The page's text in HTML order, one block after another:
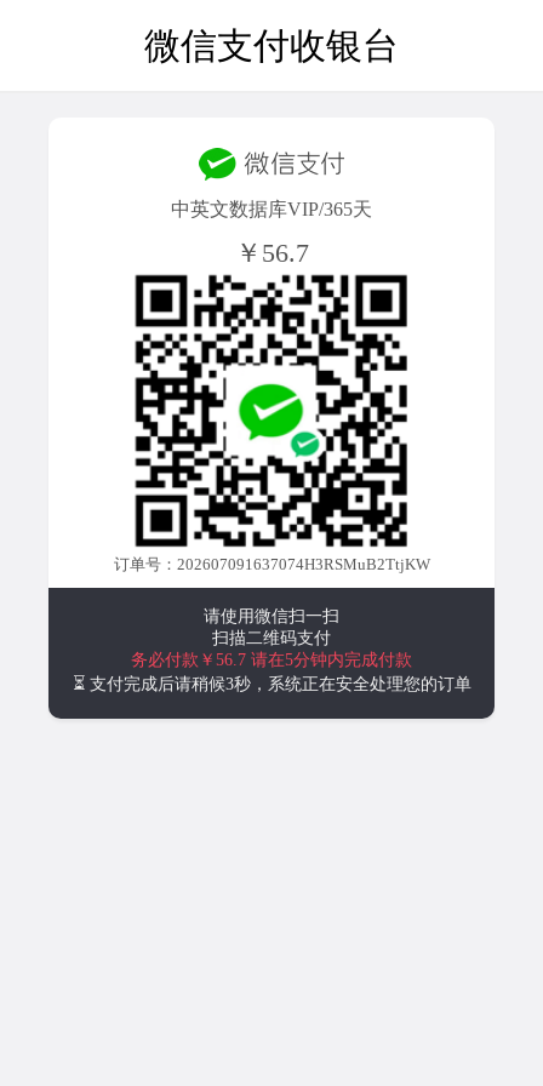
微信支付收银台
中英文数据库VIP/365天
￥56.7
订单号：202607091637074H3RSMuB2TtjKW
请使用微信扫一扫
扫描二维码支付
务必付款￥56.7 请在5分钟内完成付款
⏳ 支付完成后请稍候3秒，系统正在安全处理您的订单